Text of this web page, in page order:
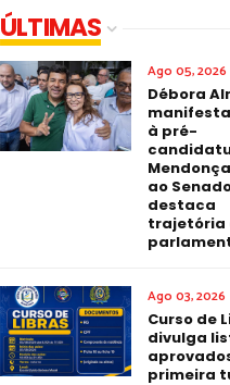
ÚLTIMAS
Ago 05, 2026
Débora
à pré-
ao
destaca
trajetória
Ago 03, 2026
Curso de
divulga
primeira